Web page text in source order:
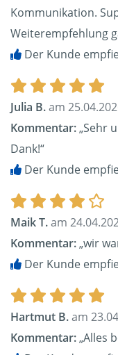
Kommunikation.
Weiterempfehlung
Der Kunde
Julia B.am
Kommentar:„Sehr
Dank!“
Der Kunde
Maik T.am
Kommentar:„wir
Der Kunde
Hartmut B.am
Kommentar:„Alles